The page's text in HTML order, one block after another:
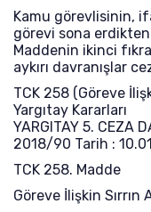
Kamu görevlisinin,
görevi sona erdikten
Maddenin ikinci
aykırı davranışlar
TCK 258 (Göreve
Yargıtay Kararları
YARGITAY 5. CEZA
2018/90 Tarih :
TCK 258. Madde
Göreve İlişkin Sırrın